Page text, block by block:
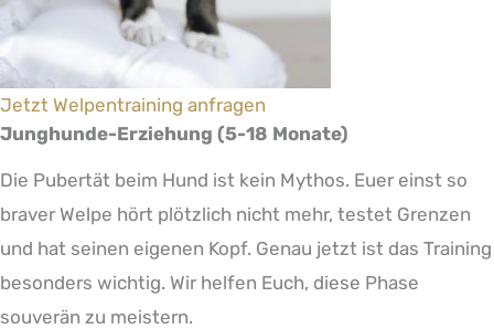
Jetzt Welpentraining anfragen
Junghunde-Erziehung (5-18 Monate)
Die Pubertät beim Hund ist kein Mythos. Euer einst so
braver Welpe hört plötzlich nicht mehr, testet Grenzen
und hat seinen eigenen Kopf. Genau jetzt ist das Training
besonders wichtig. Wir helfen Euch, diese Phase
souverän zu meistern.